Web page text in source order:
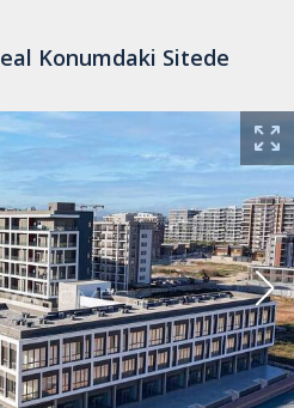
Konumdaki Sitede